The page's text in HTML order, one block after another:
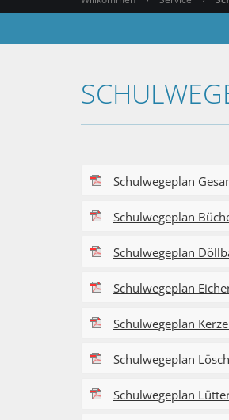
Schulwegeplan
Schulwegeplan
Schulwegeplan
Schulwegeplan
Schulwegeplan
Schulwegeplan
Schulwegeplan